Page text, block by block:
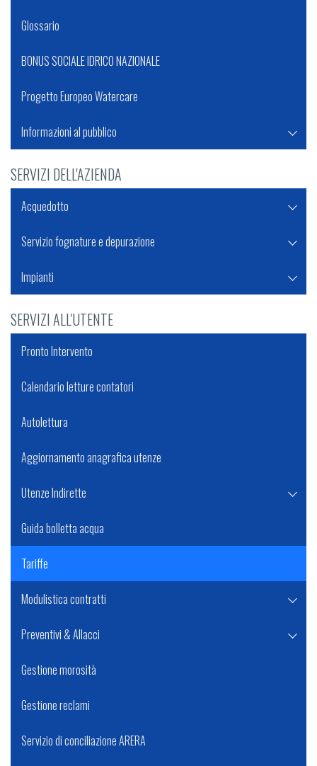
Glossario
BONUS SOCIALE IDRICO NAZIONALE
Progetto Europeo Watercare
Informazioni al pubblico
SERVIZI DELL'AZIENDA
Acquedotto
Servizio fognature e depurazione
Impianti
SERVIZI ALL'UTENTE
Pronto Intervento
Calendario letture contatori
Autolettura
Aggiornamento anagrafica utenze
Utenze Indirette
Guida bolletta acqua
Tariffe
Modulistica contratti
Preventivi & Allacci
Gestione morosità
Gestione reclami
Servizio di conciliazione ARERA